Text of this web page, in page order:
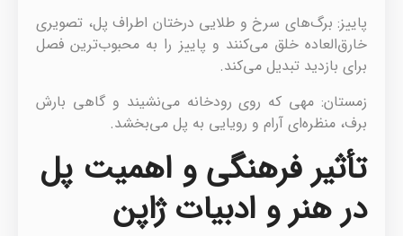
پاییز: برگ‌های سرخ و طلایی درختان اطراف پل، تصویری
خارق‌العاده خلق می‌کنند و پاییز را به محبوب‌ترین فصل
برای بازدید تبدیل می‌کند.
زمستان: مهی که روی رودخانه می‌نشیند و گاهی بارش
برف، منظره‌ای آرام و رویایی به پل می‌بخشد.
تأثیر فرهنگی و اهمیت پل
در هنر و ادبیات ژاپن